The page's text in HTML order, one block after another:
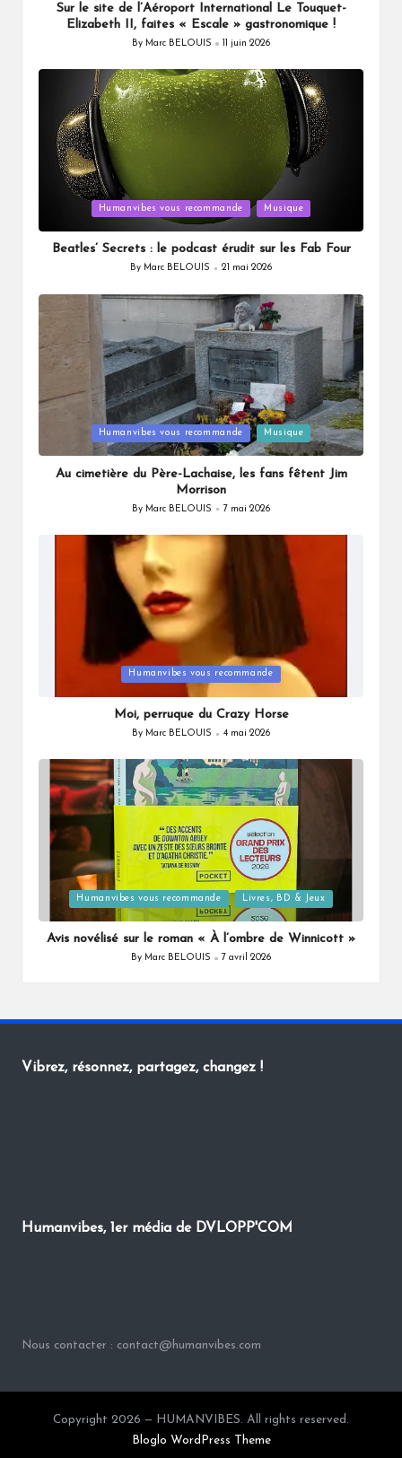
Sur le site de l’Aéroport International Le Touquet-
Elizabeth II, faites « Escale » gastronomique !
Posted
By Marc BELOUIS 11 juin 2026
Humanvibes vous recommande Musique
Beatles’ Secrets : le podcast érudit sur les Fab Four
Posted
By Marc BELOUIS 21 mai 2026
Humanvibes vous recommande Musique
Au cimetière du Père-Lachaise, les fans fêtent Jim
Morrison
Posted
By Marc BELOUIS 7 mai 2026
Humanvibes vous recommande
Moi, perruque du Crazy Horse
Posted
By Marc BELOUIS 4 mai 2026
Posted
in
Humanvibes vous recommande Livres, BD & Jeux
Avis novélisé sur le roman « À l’ombre de Winnicott »
Posted
By Marc BELOUIS 7 avril 2026
Vibrez, résonnez, partagez, changez !
Humanvibes, 1er média de DVLOPP'COM
Nous contacter : contact@humanvibes.com
Copyright 2026 — HUMANVIBES. All rights reserved.
Bloglo WordPress Theme